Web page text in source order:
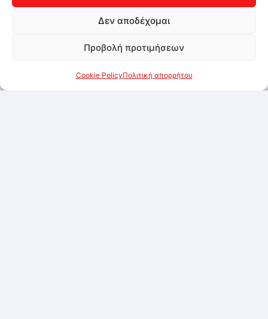
Δεν αποδέχομαι
Προβολή προτιμήσεων
Cookie PolicyΠολιτική απορρήτου